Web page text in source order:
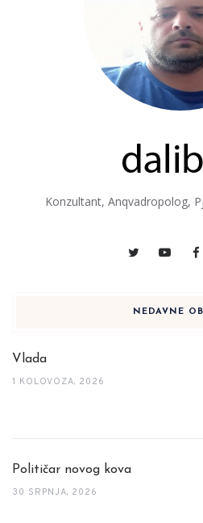
Konzultant, Anqvadropolog,
NEDAVNE
Vlada
1 KOLOVOZA, 2026
Političar novog kova
30 SRPNJA, 2026